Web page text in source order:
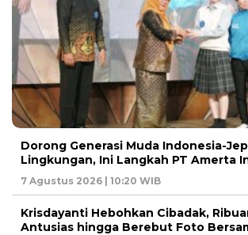
Dorong Generasi Muda Indonesia-
Lingkungan, Ini Langkah PT Amerta
7 Agustus 2026 | 10:20 WIB
Krisdayanti Hebohkan Cibadak,
Antusias hingga Berebut Foto